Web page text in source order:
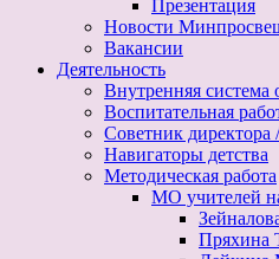
Презентация
Новости
Вакансии
Деятельность
Внутренняя система
Воспитательная
Советник
Навигаторы детства
Методическая работа
МО учителей
Пряхина